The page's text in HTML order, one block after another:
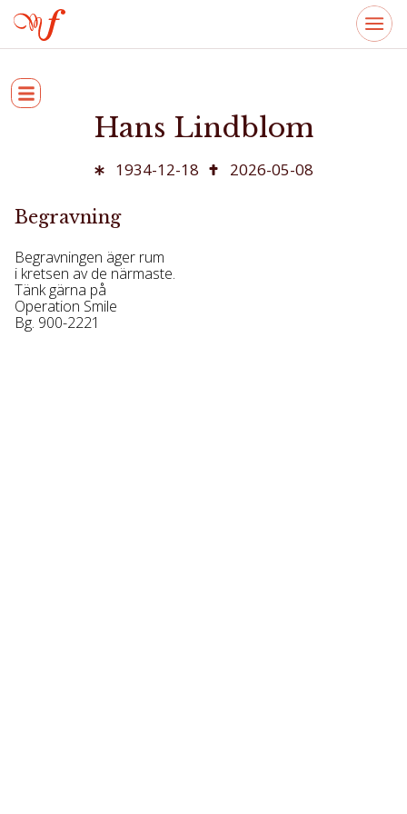
Hans Lindblom
1934-12-18 2026-05-08
Begravning
Begravningen äger rum
i kretsen av de närmaste.
Tänk gärna på
Operation Smile
Bg. 900-2221